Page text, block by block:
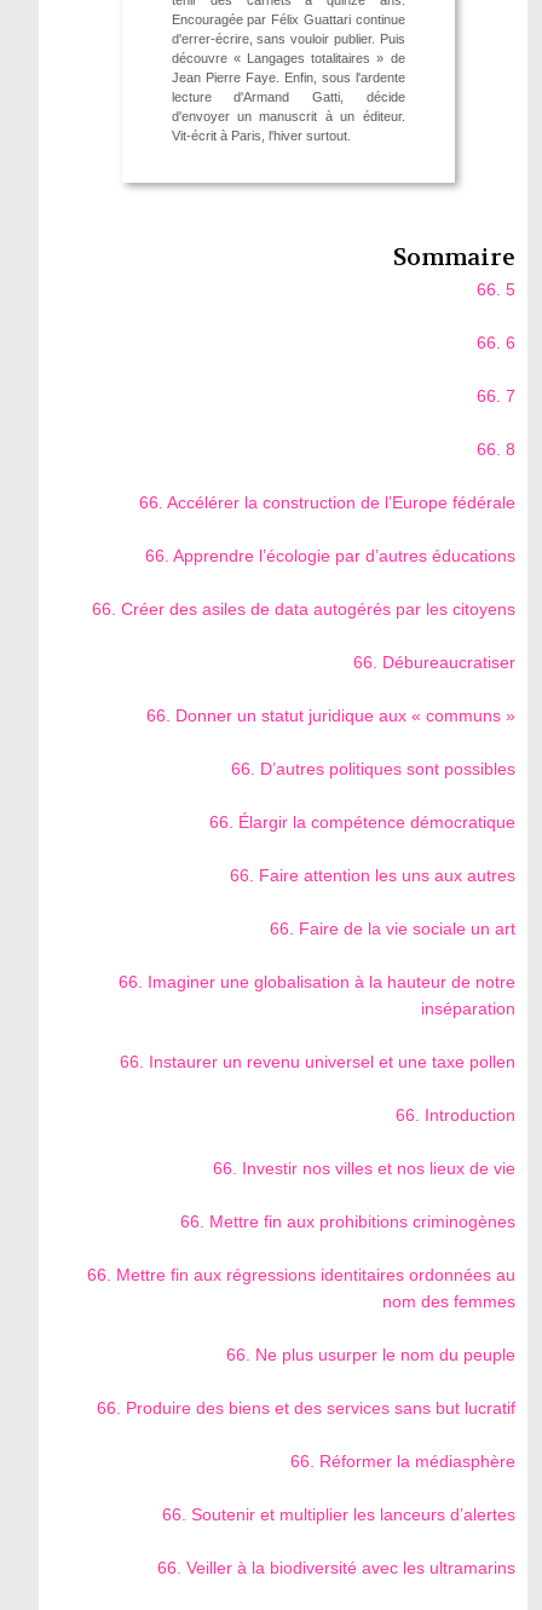
Encouragée par Félix Guattari continue
d'errer-écrire, sans vouloir publier. Puis
découvre « Langages totalitaires » de
Jean Pierre Faye. Enfin, sous l'ardente
lecture d'Armand Gatti, décide
d'envoyer un manuscrit à un éditeur.
Vit-écrit à Paris, l'hiver surtout.
Sommaire
66. 5
66. 6
66. 7
66. 8
66. Accélérer la construction de l’Europe fédérale
66. Apprendre l’écologie par d’autres éducations
66. Créer des asiles de data autogérés par les citoyens
66. Débureaucratiser
66. Donner un statut juridique aux « communs »
66. D’autres politiques sont possibles
66. Élargir la compétence démocratique
66. Faire attention les uns aux autres
66. Faire de la vie sociale un art
66. Imaginer une globalisation à la hauteur de notre
inséparation
66. Instaurer un revenu universel et une taxe pollen
66. Introduction
66. Investir nos villes et nos lieux de vie
66. Mettre fin aux prohibitions criminogènes
66. Mettre fin aux régressions identitaires ordonnées au
nom des femmes
66. Ne plus usurper le nom du peuple
66. Produire des biens et des services sans but lucratif
66. Réformer la médiasphère
66. Soutenir et multiplier les lanceurs d’alertes
66. Veiller à la biodiversité avec les ultramarins